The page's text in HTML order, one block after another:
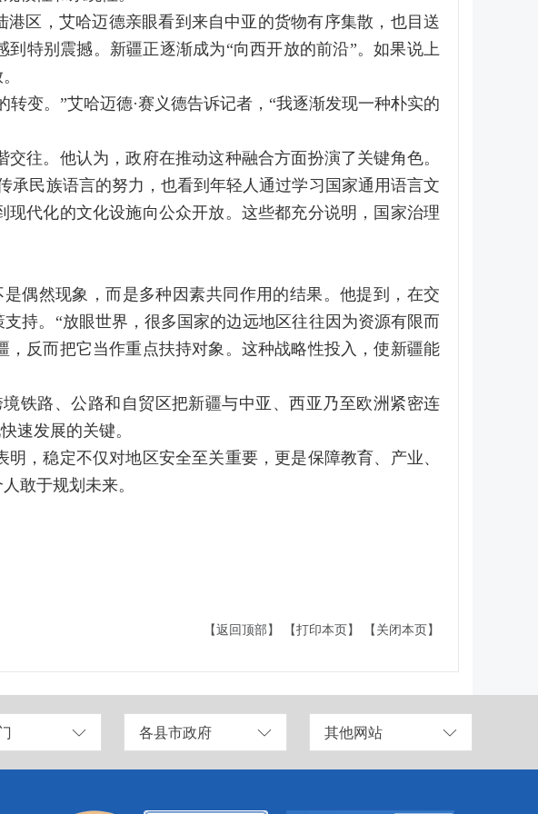
区，艾哈迈德亲眼看到来自中亚的货物有序集散，也目送
特别震撼。新疆正逐渐成为“向西开放的前沿”。如果说上
变。”艾哈迈德·赛义德告诉记者，“我逐渐发现一种朴实的
往。他认为，政府在推动这种融合方面扮演了关键角色。
承民族语言的努力，也看到年轻人通过学习国家通用语言文
代化的文化设施向公众开放。这些都充分说明，国家治理
偶然现象，而是多种因素共同作用的结果。他提到，在交
持。“放眼世界，很多国家的边远地区往往因为资源有限而
反而把它当作重点扶持对象。这种战略性投入，使新疆能
铁路、公路和自贸区把新疆与中亚、西亚乃至欧洲紧密连
速发展的关键。
，稳定不仅对地区安全至关重要，更是保障教育、产业、
敢于规划未来。
【返回顶部】
【打印本页】 【关闭本页】
各县市政府 其他网站